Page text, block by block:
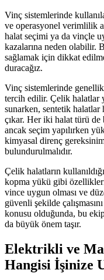
Vinç sistemlerinde
ve operasyonel verimlilik
halat seçimi ya da vinçle
kazalarına neden olabilir.
sağlamak için dikkat
duracağız.
Vinç sistemlerinde
tercih edilir. Çelik halatlar
sunarken, sentetik halatlar
çıkar. Her iki halat türü
ancak seçim yapılırken
kimyasal direnç
bulundurulmalıdır.
Çelik halatların
kopma yükü gibi
vince uygun olması ve
güvenli şekilde
konusu olduğunda, bu
da büyük önem taşır.
Elektrikli ve
Hangisi İşinize